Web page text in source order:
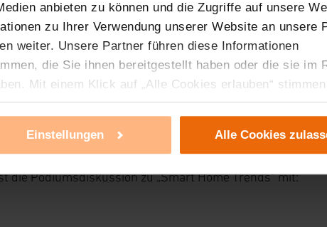
anbieten zu können und die Zugriffe auf unsere
zu Ihrer Verwendung unserer Website an unsere
weiter. Unsere Partner führen diese Informationen
die Sie ihnen bereitgestellt haben oder die sie im
Mit einem Klick auf „Alle Cookies erlauben“
Zwecke zu. Eine detaillierte Auflistung der
Cookies ablehnen oder ihr ganz oder teilweise
dazu führen, dass die Einstellungen nicht
Einstellungen Alle Cookies
auf der IFA
der Internationalen Funkausstellung (IFA) in Berlin mit
Produktangebot für Smart Home.
Presse-Workshop stellt eQ-3 spannende
die Podiumsdiskussion zu „Smart Home Trends“ mit: